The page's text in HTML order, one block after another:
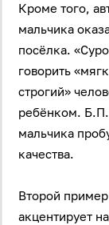
Кроме того,
мальчика
посёлка.
говорить
строгий»
ребёнком. Б.П.
мальчика
качества.
Второй
акцентирует